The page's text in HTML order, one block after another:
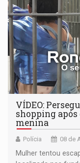
VÍDEO:
shopping
menina
Polícia 08 de
Mulher tentou